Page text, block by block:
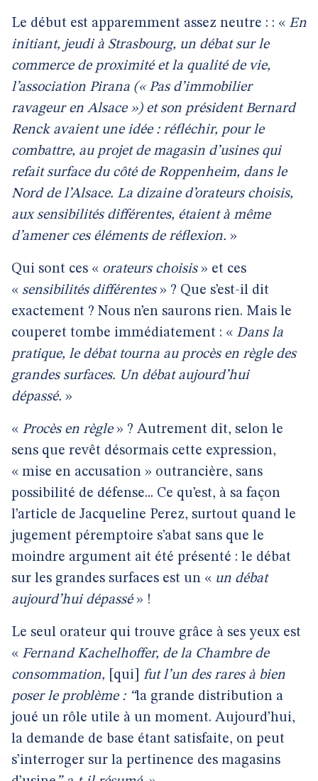
Le début est apparemment assez neutre : : « En
initiant, jeudi à Strasbourg, un débat sur le
commerce de proximité et la qualité de vie,
l’association Pirana (« Pas d’immobilier
ravageur en Alsace ») et son président Bernard
Renck avaient une idée : réfléchir, pour le
combattre, au projet de magasin d’usines qui
refait surface du côté de Roppenheim, dans le
Nord de l’Alsace. La dizaine d’orateurs choisis,
aux sensibilités différentes, étaient à même
d’amener ces éléments de réflexion. »
Qui sont ces « orateurs choisis» et ces
« sensibilités différentes» ? Que s’est-il dit
exactement ? Nous n’en saurons rien. Mais le
couperet tombe immédiatement : « Dans la
pratique, le débat tourna au procès en règle des
grandes surfaces. Un débat aujourd’hui
dépassé. »
« Procès en règle» ? Autrement dit, selon le
sens que revêt désormais cette expression,
« mise en accusation » outrancière, sans
possibilité de défense... Ce qu’est, à sa façon
l’article de Jacqueline Perez, surtout quand le
jugement péremptoire s’abat sans que le
moindre argument ait été présenté : le débat
sur les grandes surfaces est un « un débat
aujourd’hui dépassé» !
Le seul orateur qui trouve grâce à ses yeux est
« Fernand Kachelhoffer, de la Chambre de
consommation, [qui] fut l’un des rares à bien
poser le problème : “la grande distribution a
joué un rôle utile à un moment. Aujourd’hui,
la demande de base étant satisfaite, on peut
s’interroger sur la pertinence des magasins